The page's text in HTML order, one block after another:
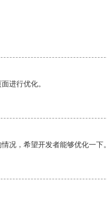
进行优化。
况，希望开发者能够优化一下。